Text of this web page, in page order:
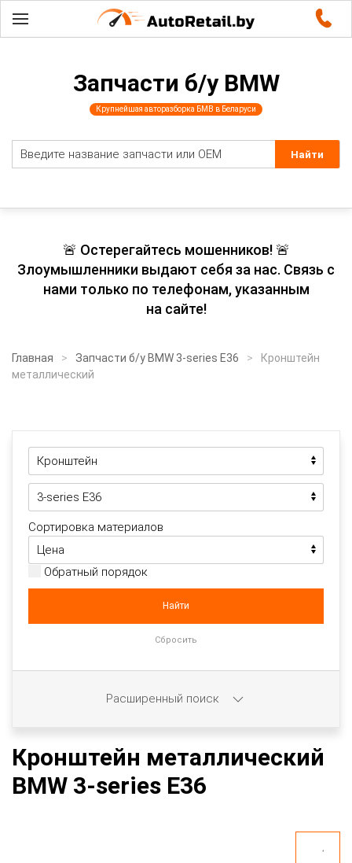
Запчасти б/у BMW
Крупнейшая авторазборка БМВ в Беларуси
🚨 Остерегайтесь мошенников! 🚨
Злоумышленники выдают себя за нас. Связь с
нами только по телефонам, указанным
на сайте!
Главная Запчасти б/у BMW 3-series E36
Кронштейн
металлический
Кронштейн металлический
BMW 3-series E36
Сортировка материалов
Обратный порядок
Расширенный поиск